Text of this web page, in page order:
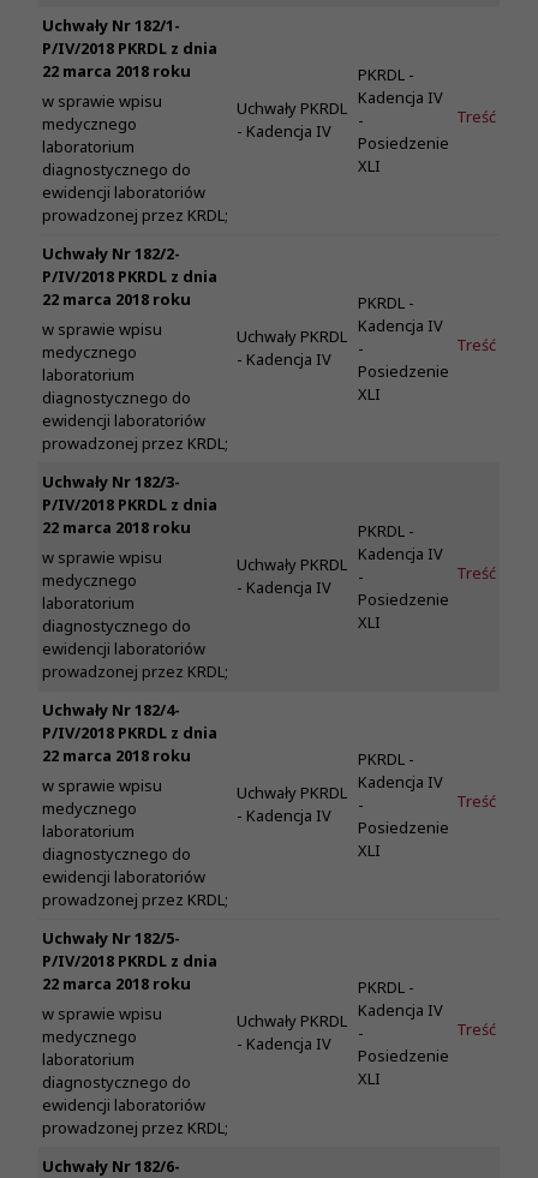
Uchwały Nr 182/1-
P/IV/2018 PKRDL z dnia
22 marca 2018 roku
w sprawie wpisu
medycznego
laboratorium
diagnostycznego do
ewidencji laboratoriów
prowadzonej przez KRDL;
Uchwały PKRDL
- Kadencja IV
PKRDL -
Kadencja IV
-
Posiedzenie
XLI
Treść
Uchwały Nr 182/2-
P/IV/2018 PKRDL z dnia
22 marca 2018 roku
w sprawie wpisu
medycznego
laboratorium
diagnostycznego do
ewidencji laboratoriów
prowadzonej przez KRDL;
Uchwały PKRDL
- Kadencja IV
PKRDL -
Kadencja IV
-
Posiedzenie
XLI
Treść
Uchwały Nr 182/3-
P/IV/2018 PKRDL z dnia
22 marca 2018 roku
w sprawie wpisu
medycznego
laboratorium
diagnostycznego do
ewidencji laboratoriów
prowadzonej przez KRDL;
Uchwały PKRDL
- Kadencja IV
PKRDL -
Kadencja IV
-
Posiedzenie
XLI
Treść
Uchwały Nr 182/4-
P/IV/2018 PKRDL z dnia
22 marca 2018 roku
w sprawie wpisu
medycznego
laboratorium
diagnostycznego do
ewidencji laboratoriów
prowadzonej przez KRDL;
Uchwały PKRDL
- Kadencja IV
PKRDL -
Kadencja IV
-
Posiedzenie
XLI
Treść
Uchwały Nr 182/5-
P/IV/2018 PKRDL z dnia
22 marca 2018 roku
w sprawie wpisu
medycznego
laboratorium
diagnostycznego do
ewidencji laboratoriów
prowadzonej przez KRDL;
Uchwały PKRDL
- Kadencja IV
PKRDL -
Kadencja IV
-
Posiedzenie
XLI
Treść
Uchwały Nr 182/6-